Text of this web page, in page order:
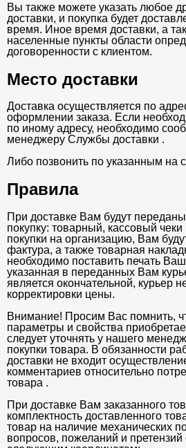
Вы также можете указать любое
доставки, и покупка будет
время. Иное время доставки, а
населенные пункты области
договоренности с клиентом.
Место доставки
Доставка осуществляется по
оформлении заказа. Если
по иному адресу, необходимо
менеджеру Службы доставки .
Либо позвонить по указанным на
Правила
При доставке Вам будут
покупку: товарный, кассовый
покупки на организацию, Вам
фактура, а также товарная
необходимо поставить печать
указанная в переданных Вам
является окончательной, курьер
корректировки цены.
Внимание! Просим Вас помнить,
параметры и свойства
следует уточнять у нашего
покупки товара. В обязанности
доставки не входит
комментариев относительно
товара .
При доставке Вам заказанного
комплектность доставленного
товар на наличие механических
вопросов, пожеланий и